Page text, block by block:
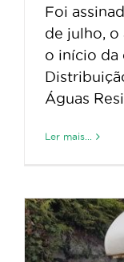
Foi
de julho, o
o início da
Águas
Ler mais...